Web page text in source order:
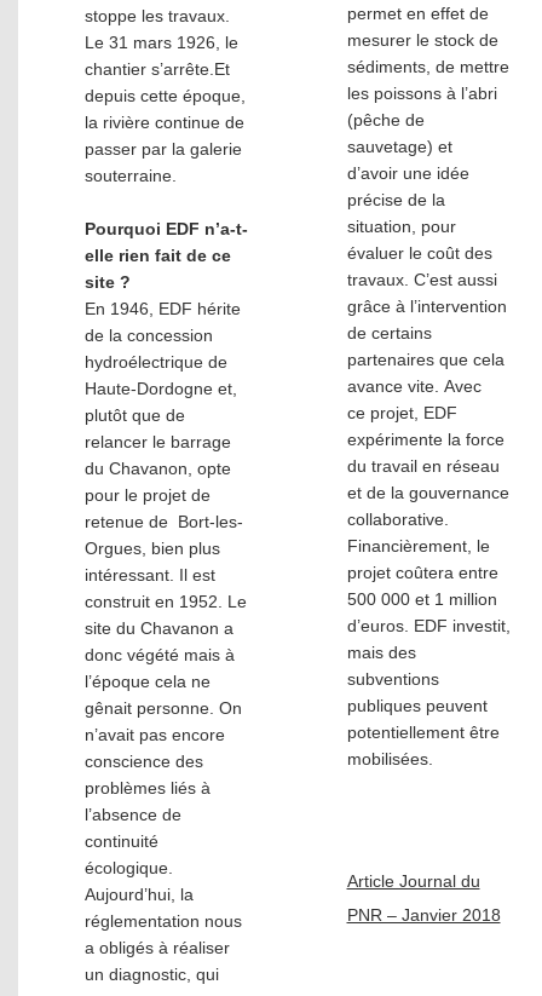
stoppe les travaux.
Le 31 mars 1926, le
chantier s’arrête.Et
depuis cette époque,
la rivière continue de
passer par la galerie
souterraine.
Pourquoi EDF n’a-t-
elle rien fait de ce
site ?
En 1946, EDF hérite
de la concession
hydroélectrique de
Haute-Dordogne et,
plutôt que de
relancer le barrage
du Chavanon, opte
pour le projet de
retenue de Bort-les-
Orgues, bien plus
intéressant. Il est
construit en 1952. Le
site du Chavanon a
donc végété mais à
l’époque cela ne
gênait personne. On
n’avait pas encore
conscience des
problèmes liés à
l’absence de
continuité
écologique.
Aujourd’hui, la
réglementation nous
a obligés à réaliser
un diagnostic, qui
permet en effet de
mesurer le stock de
sédiments, de mettre
les poissons à l’abri
(pêche de
sauvetage) et
d’avoir une idée
précise de la
situation, pour
évaluer le coût des
travaux. C’est aussi
grâce à l’intervention
de certains
partenaires que cela
avance vite. Avec
ce projet, EDF
expérimente la force
du travail en réseau
et de la gouvernance
collaborative.
Financièrement, le
projet coûtera entre
500 000 et 1 million
d’euros. EDF investit,
mais des
subventions
publiques peuvent
potentiellement être
mobilisées.
Article Journal du
PNR – Janvier 2018